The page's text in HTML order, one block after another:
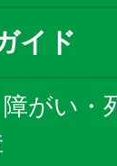
イド
障がい・